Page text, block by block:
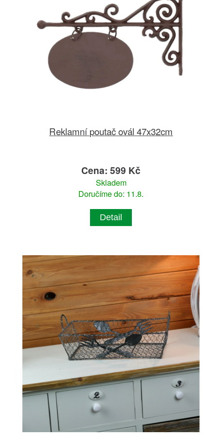
Reklamní poutač ovál 47x32cm
Cena: 599 Kč
Skladem
Doručíme do: 11.8.
Detail